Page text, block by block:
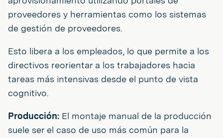
proveedores y herramientas como los sistemas
de gestión de proveedores.
Esto libera a los empleados, lo que permite a los
directivos reorientar a los trabajadores hacia
tareas más intensivas desde el punto de vista
cognitivo.
Producción: El montaje manual de la producción
suele ser el caso de uso más común para la